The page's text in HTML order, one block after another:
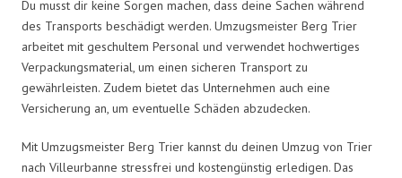
Du musst dir keine Sorgen machen, dass deine Sachen während
des Transports beschädigt werden. Umzugsmeister Berg Trier
arbeitet mit geschultem Personal und verwendet hochwertiges
Verpackungsmaterial, um einen sicheren Transport zu
gewährleisten. Zudem bietet das Unternehmen auch eine
Versicherung an, um eventuelle Schäden abzudecken.
Mit Umzugsmeister Berg Trier kannst du deinen Umzug von Trier
nach Villeurbanne stressfrei und kostengünstig erledigen. Das